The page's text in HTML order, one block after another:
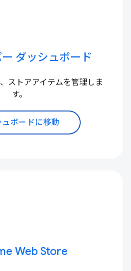
ダッシュボード
ストアアイテムを管理しま
す。
ュボードに移動
Web Store